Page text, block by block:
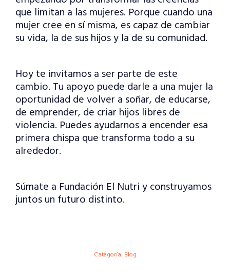
que limitan a las mujeres. Porque cuando una
mujer cree en sí misma, es capaz de cambiar
su vida, la de sus hijos y la de su comunidad.
Hoy te invitamos a ser parte de este
cambio. Tu apoyo puede darle a una mujer la
oportunidad de volver a soñar, de educarse,
de emprender, de criar hijos libres de
violencia. Puedes ayudarnos a encender esa
primera chispa que transforma todo a su
alrededor.
Súmate a Fundación El Nutri y construyamos
juntos un futuro distinto.
Categoría: Blog